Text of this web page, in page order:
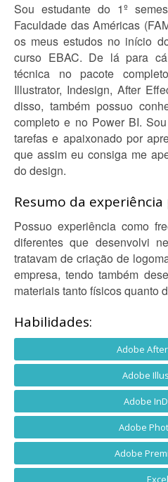
Sou estudante do 1º
Faculdade das Américas
os meus estudos no início
curso EBAC. De lá para
técnica no pacote
Illustrator, Indesign, After
disso, também possuo
completo e no Power BI.
tarefas e apaixonado por
que assim eu consiga me
do design.
Resumo da
Possuo experiência como
diferentes que desenvolvi
tratavam de criação de
empresa, tendo também
materiais tanto físicos quanto
Habilidades:
Adobe
Adobe
Adobe
Adobe
Adobe
Excel